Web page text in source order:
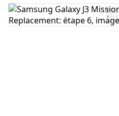
Ajouter un